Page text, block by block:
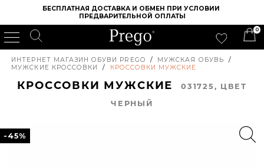
БЕСПЛАТНАЯ ДОСТАВКА И ОБМЕН ПРИ УСЛОВИИ
ПРЕДВАРИТЕЛЬНОЙ ОПЛАТЫ
0
ИНТЕРНЕТ МАГАЗИН ОБУВИ PREGO / МУЖСКАЯ ОБУВЬ
/
МУЖСКИЕ КРОССОВКИ
/ КРОССОВКИ МУЖСКИЕ
КРОССОВКИ МУЖСКИЕ
031725, ЦВЕТ
ЧЕРНЫЙ
-45%